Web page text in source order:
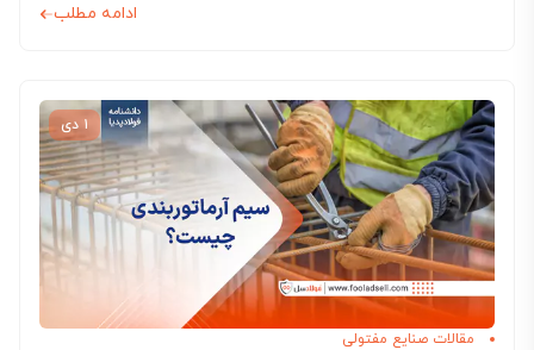
ادامه مطلب
۱ دی
مقالات صنایع مفتولی